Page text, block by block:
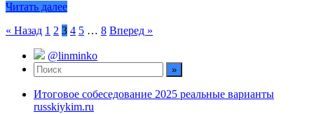
Читать далее
Пагинация
записей
« Назад 1 2 3 4 5 … 8 Вперед »
@linminko
Итоговое собеседование 2025 реальные варианты
russkiykim.ru